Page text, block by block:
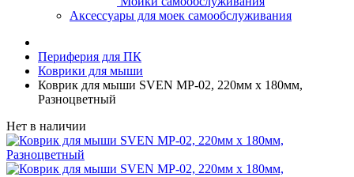
Аксессуары для моек самообслуживания
Периферия для ПК
Коврики для мыши
Коврик для мыши SVEN MP-02, 220мм x 180мм,
Разноцветный
Нет в наличии